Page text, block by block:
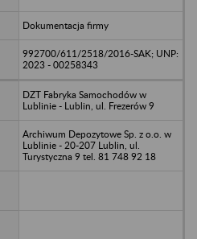
Dokumentacja firmy
992700/611/2518/2016-SAK; UNP:
2023 - 00258343
DZT Fabryka Samochodów w
Lublinie - Lublin, ul. Frezerów 9
Archiwum Depozytowe Sp. z o.o. w
Lublinie - 20-207 Lublin, ul.
Turystyczna 9 tel. 81 748 92 18